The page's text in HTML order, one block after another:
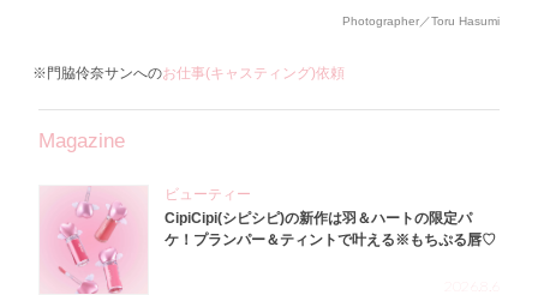
Photographer／Toru Hasumi
※門脇伶奈サンへのお仕事(キャスティング)依頼
Magazine
ビューティー
CipiCipi(シピシピ)の新作は羽＆ハートの限定パ
ケ！プランパー＆ティントで叶える※もちぷる唇♡